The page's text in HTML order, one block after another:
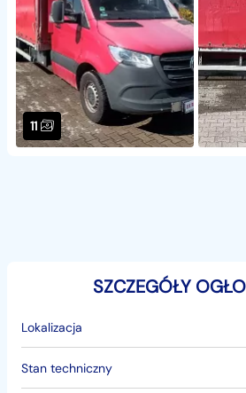
11
SZCZEGÓŁY
Lokalizacja
Stan techniczny